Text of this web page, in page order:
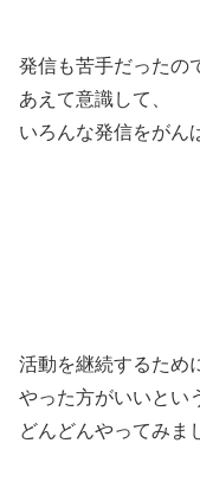
発信も苦手だったの
あえて意識して、
いろんな発信をがん
活動を継続するため
やった方がいいとい
どんどんやってみま